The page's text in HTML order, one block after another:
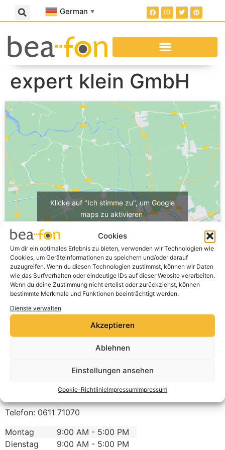
Cookies
Um dir ein optimales Erlebnis zu bieten, verwenden wir Technologien wie
Cookies, um Geräteinformationen zu speichern und/oder darauf
zuzugreifen. Wenn du diesen Technologien zustimmst, können wir Daten
wie das Surfverhalten oder eindeutige IDs auf dieser Website verarbeiten.
Wenn du deine Zustimmung nicht erteilst oder zurückziehst, können
bestimmte Merkmale und Funktionen beeinträchtigt werden.
Dienste verwalten
Akzeptieren
Ablehnen
Einstellungen ansehen
Cookie-RichtlinieImpressumImpressum
German ▼
expert klein GmbH
Klicke auf "Ich stimme zu", um Google
maps zu aktivieren
Ich stimme zu
expert klein GmbH
WiesbadenDeutschland
Telefon: 0611 71070
Montag
9:00 AM - 5:00 PM
Dienstag
9:00 AM - 5:00 PM